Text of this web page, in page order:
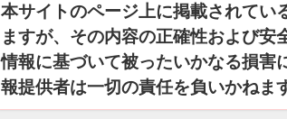
本サイトのページ上に掲載されてい
ますが、その内容の正確性および
情報に基づいて被ったいかなる損害
報提供者は一切の責任を負いかねま